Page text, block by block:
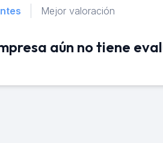
Mejor valoración
aún no tiene